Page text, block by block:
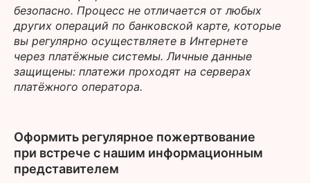
безопасно. Процесс не отличается от любых
других операций по банковской карте, которые
вы регулярно осуществляете в Интернете
через платёжные системы. Личные данные
защищены: платежи проходят на серверах
платёжного оператора.
Оформить регулярное пожертвование
при встрече с нашим информационным
представителем